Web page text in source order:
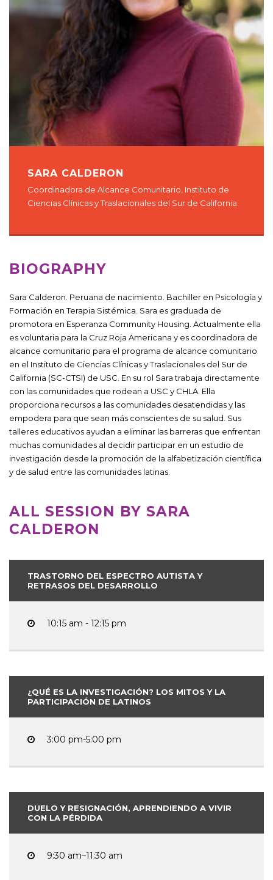
SARA CALDERON
Coordinadora de Alcance Comunitario, Instituto de
Ciencias Clínicas y Traslacionales del Sur de California
BIOGRAPHY
Sara Calderon. Peruana de nacimiento. Bachiller en Psicología y
Formación en Terapia Sistémica. Sara es graduada de
promotora en Esperanza Community Housing. Actualmente ella
es voluntaria para la Cruz Roja Americana y es coordinadora de
alcance comunitario para el programa de alcance comunitario
en el Instituto de Ciencias Clínicas y Traslacionales del Sur de
California (SC-CTSI) de USC. En su rol Sara trabaja directamente
con las comunidades que rodean a USC y CHLA. Ella
proporciona recursos a las comunidades desatendidas y las
empodera para que sean más conscientes de su salud. Sus
talleres educativos ayudan a eliminar las barreras que enfrentan
muchas comunidades al decidir participar en un estudio de
investigación desde la promoción de la alfabetización científica
y de salud entre las comunidades latinas.
ALL SESSION BY SARA
CALDERON
TRASTORNO DEL ESPECTRO AUTISTA Y
RETRASOS DEL DESARROLLO
10:15 am - 12:15 pm
¿QUÉ ES LA INVESTIGACIÓN? LOS MITOS Y LA
PARTICIPACIÓN DE LATINOS
3:00 pm-5:00 pm
DUELO Y RESIGNACIÓN, APRENDIENDO A VIVIR
CON LA PÉRDIDA
9:30 am–11:30 am